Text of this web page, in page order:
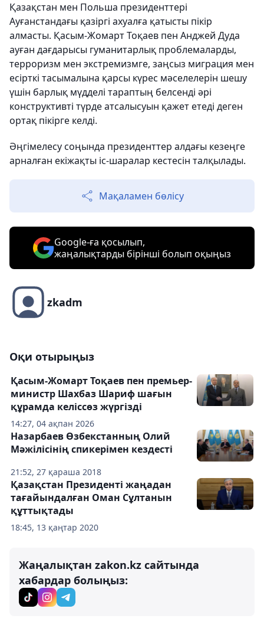
Қазақстан мен Польша президенттері
Ауғанстандағы қазіргі ахуалға қатысты пікір
алмасты. Қасым-Жомарт Тоқаев пен Анджей Дуда
ауған дағдарысы гуманитарлық проблемаларды,
терроризм мен экстремизмге, заңсыз миграция мен
есірткі тасымалына қарсы күрес мәселелерін шешу
үшін барлық мүдделі тараптың белсенді әрі
конструктивті түрде атсалысуын қажет етеді деген
ортақ пікірге келді.
Әңгімелесу соңында президенттер алдағы кезеңге
арналған екіжақты іс-шаралар кестесін талқылады.
Мақаламен бөлісу
Google-ға қосылып,
жаңалықтарды бірінші болып оқыңыз
zkadm
Оқи отырыңыз
14:27, 04 ақпан 2026
Қасым-Жомарт Тоқаев пен премьер-
министр Шахбаз Шариф шағын
құрамда келіссөз жүргізді
21:52, 27 қараша 2018
Назарбаев Өзбекстанның Олий
Мәжілісінің спикерімен кездесті
18:45, 13 қаңтар 2020
Қазақстан Президенті жаңадан
тағайындалған Оман Сұлтанын
құттықтады
Жаңалықтан zakon.kz сайтында
хабардар болыңыз: